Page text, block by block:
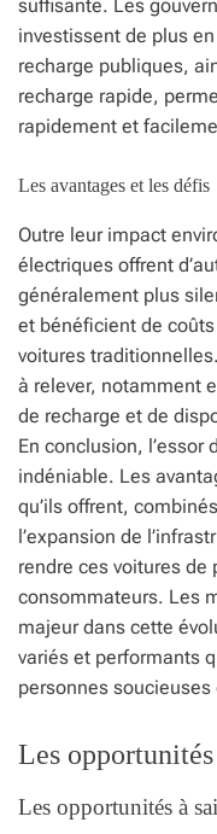
suffisante. Les
investissent de plus
recharge publiques,
recharge rapide,
rapidement et
Les avantages et les défis
Outre leur impact
électriques offrent
généralement plus
et bénéficient de
voitures
à relever, notamment
de recharge et de
En conclusion,
indéniable. Les
qu’ils offrent,
l’expansion de
rendre ces voitures
consommateurs. Les
majeur dans cette
variés et performants
personnes soucieuses
Les
Les opportunités à